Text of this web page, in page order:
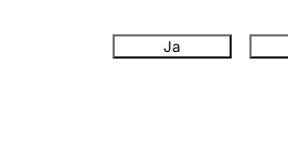
Ja